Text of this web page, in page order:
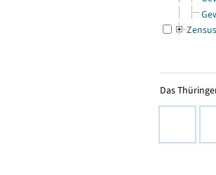
Zensus
Das